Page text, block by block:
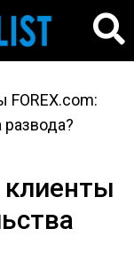
FOREX.com:
развода?
клиенты